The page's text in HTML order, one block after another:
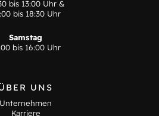
bis 13:00 Uhr &
bis 18:30 Uhr
Samstag
bis 16:00 Uhr
UNS
Unternehmen
Karriere